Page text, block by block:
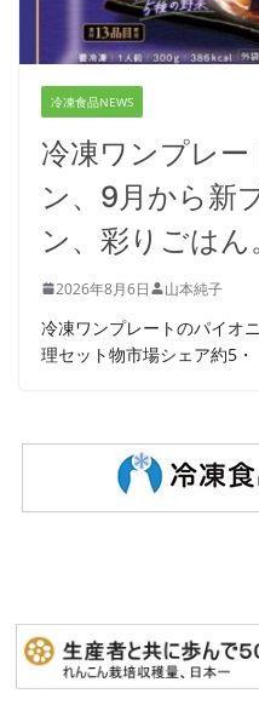
冷凍食品NEWS
冷凍ワンプレ
ン、9月から新
ン、彩りごはん
2026年8月6日 山本純子
冷凍ワンプレートのパイオ
理セット物市場シェア約5・